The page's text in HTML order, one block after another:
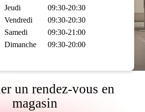
Jeudi
09:30-20:30
Vendredi
09:30-20:30
Samedi
09:30-21:00
Dimanche
09:30-20:00
un rendez-vous en
magasin